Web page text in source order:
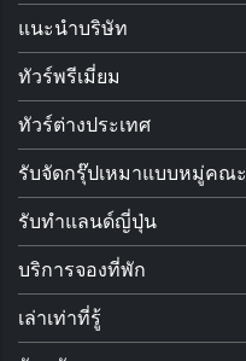
แนะนำบริษัท
ทัวร์พรีเมี่ยม
ทัวร์ต่างประเทศ
รับจัดกรุ๊ปเหมาแบบหมู่คณะ
รับทำแลนด์ญี่ปุ่น
บริการจองที่พัก
เล่าเท่าที่รู้